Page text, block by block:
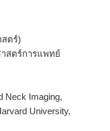
ตร์)
สตร์การแพทย์
Neck Imaging,
University,